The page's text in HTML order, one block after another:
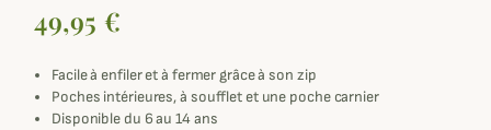
49,95 €
Facile à enfiler et à fermer grâce à son zip
Poches intérieures, à soufflet et une poche carnier
Disponible du 6 au 14 ans